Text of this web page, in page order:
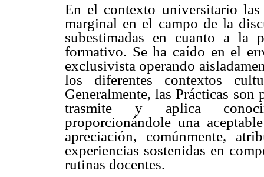
En el contexto universitario las
marginal en el campo de la
subestimadas en cuanto a la
formativo. Se ha caído en el
exclusivista operando
los diferentes contextos
Generalmente, las Prácticas
trasmite y aplica
proporcionándole una
apreciación, comúnmente,
experiencias sostenidas en
rutinas docentes.